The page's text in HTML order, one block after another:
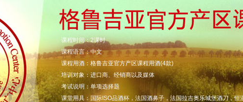
课程时间：2课时
课程语言：中文
课程用酒：格鲁吉亚官方产区课程用酒(4款)
培训对象：进口商、经销商以及媒体
考试说明：单项选择题
课堂用具：国际ISO品酒杯，法国酒鼻子，法国拉吉奥乐城堡酒刀，恒